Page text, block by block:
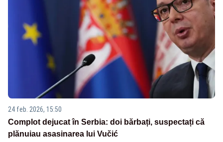
24 feb. 2026, 15:50
Complot dejucat în Serbia: doi bărbați, suspectați că
plănuiau asasinarea lui Vučić